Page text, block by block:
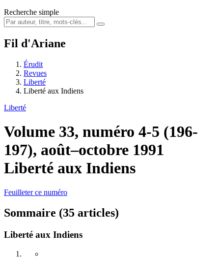
Recherche simple
Fil d'Ariane
Érudit
Revues
Liberté
Liberté aux Indiens
Liberté
Volume 33, numéro 4-5 (196-
197), août–octobre 1991
Liberté aux Indiens
Feuilleter ce numéro
Sommaire (35 articles)
Liberté aux Indiens